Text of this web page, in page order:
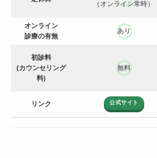
（オンライン常時）
オンライン
診療の有無
あり
初診料
(カウンセリング
料)
無料
リンク 公式サイト